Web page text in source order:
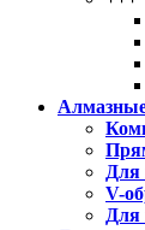
Для
V-
Для